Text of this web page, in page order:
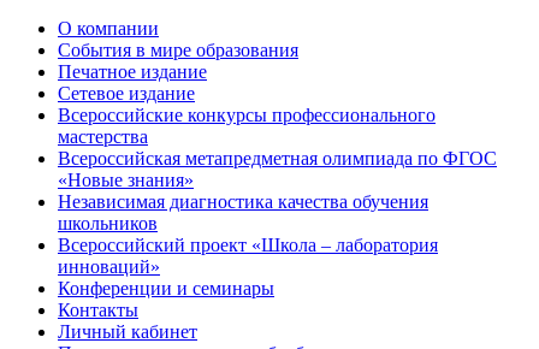
О компании
События в мире образования
Печатное издание
Сетевое издание
Всероссийские конкурсы профессионального
мастерства
Всероссийская метапредметная олимпиада по ФГОС
«Новые знания»
Независимая диагностика качества обучения
школьников
Всероссийский проект «Школа – лаборатория
инноваций»
Конференции и семинары
Контакты
Личный кабинет